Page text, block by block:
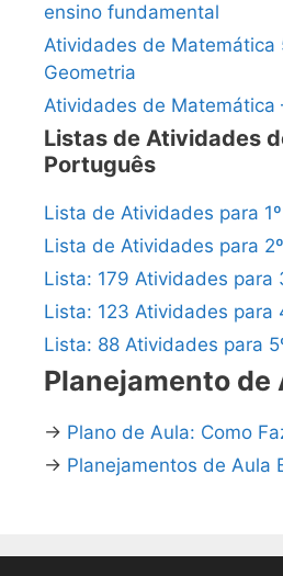
ensino fundamental
Atividades de Matemática
Geometria
Atividades de Matemática
Listas de Atividades
Português
Lista de Atividades para
Lista de Atividades para
Lista: 179 Atividades para
Lista: 123 Atividades para
Lista: 88 Atividades para
Planejamento de
→ Plano de Aula: Como
→ Planejamentos de Aula